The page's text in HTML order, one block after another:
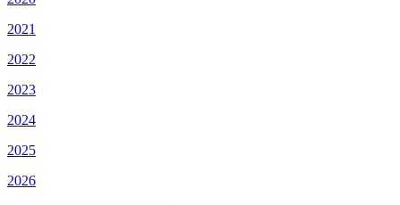
2021
2022
2023
2024
2025
2026